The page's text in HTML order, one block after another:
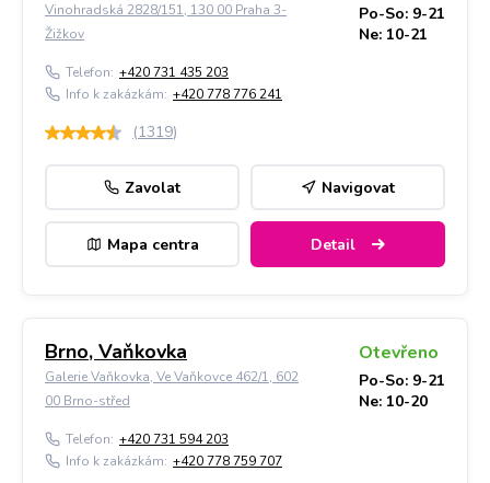
Vinohradská 2828/151, 130 00 Praha 3-
Žižkov
Po-So: 9-21
Ne: 10-21
Telefon: +420 731 435 203
Info k zakázkám: +420 778 776 241
(1319)
Zavolat Navigovat
Mapa centra Detail
Brno, Vaňkovka
Galerie Vaňkovka, Ve Vaňkovce 462/1, 602
00 Brno-střed
Otevřeno
Po-So: 9-21
Ne: 10-20
Telefon: +420 731 594 203
Info k zakázkám: +420 778 759 707